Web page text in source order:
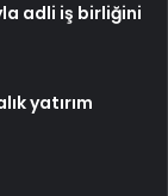
adli iş birliğini
yatırım